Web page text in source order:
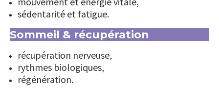
sédentarité et fatigue.
Sommeil & récupération
récupération nerveuse,
rythmes biologiques,
régénération.